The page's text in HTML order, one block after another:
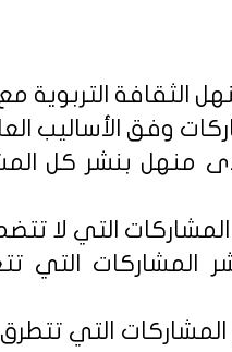
منهل بنشر كل
المشاركات التي
التي تتطرق